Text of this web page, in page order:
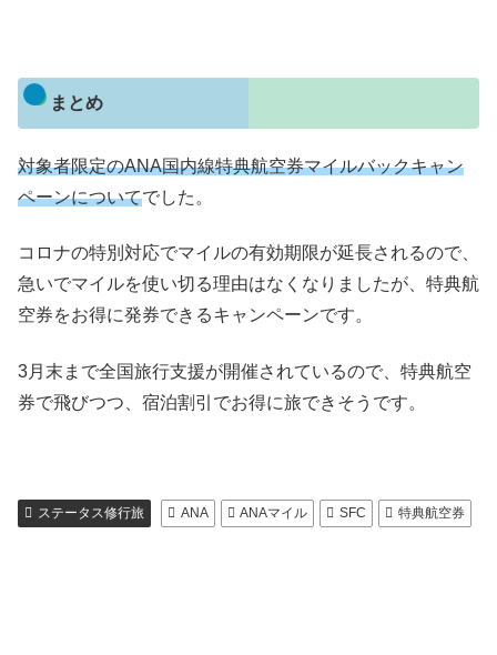
まとめ
対象者限定のANA国内線特典航空券マイルバックキャン
ペーンについてでした。
コロナの特別対応でマイルの有効期限が延長されるので、
急いでマイルを使い切る理由はなくなりましたが、特典航
空券をお得に発券できるキャンペーンです。
3月末まで全国旅行支援が開催されているので、特典航空
券で飛びつつ、宿泊割引でお得に旅できそうです。
ステータス修行旅 ANA ANAマイル SFC 特典航空券